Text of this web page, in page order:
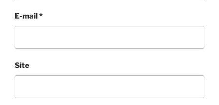
E-mail*
Site